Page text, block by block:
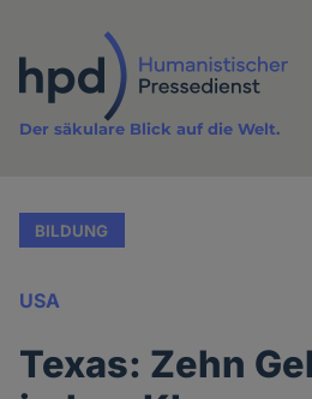
Inhalt
Der säkulare Blick auf die Welt.
BILDUNG
USA
Texas: Zehn